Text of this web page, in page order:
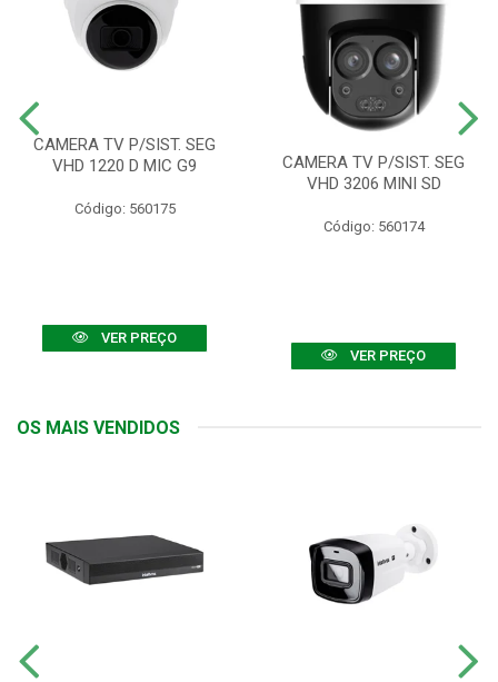
CAMERA TV P/SIST. SEG
VHD 1220 D MIC G9
Código: 560175
VER PREÇO
CAMERA TV P/SIST. SEG
VHD 3206 MINI SD
Código: 560174
VER PREÇO
OS MAIS VENDIDOS